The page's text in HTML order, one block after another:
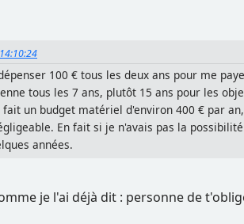
100 € tous les deux ans pour me
tous les 7 ans, plutôt 15 ans pour les
un budget matériel d'environ 400 € par
En fait si je n'avais pas la
années.
je l'ai déjà dit : personne de